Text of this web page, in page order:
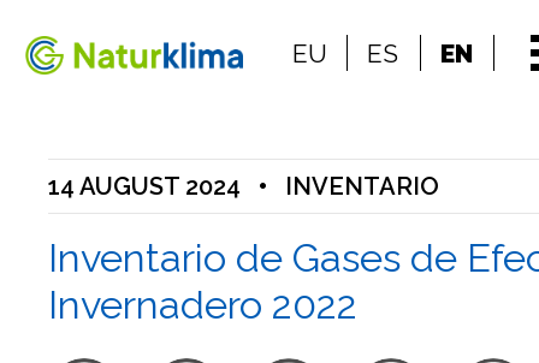
Go to the content
EU ES EN
14 AUGUST 2024 • INVENTARIO
Inventario de Gases de
Invernadero 2022